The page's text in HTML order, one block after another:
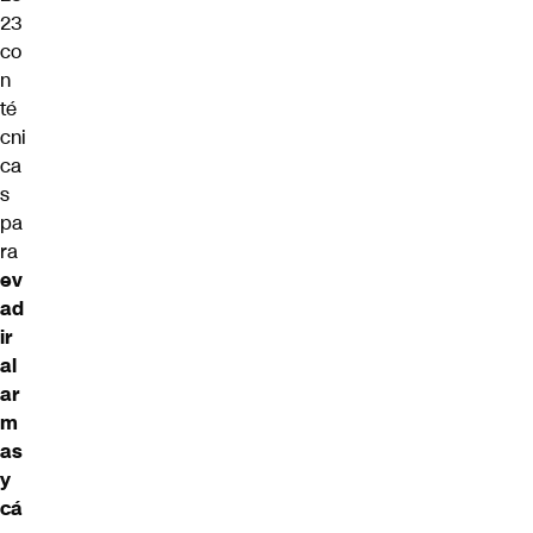
23
co
n
té
cni
ca
s
pa
ra
ev
ad
ir
al
ar
m
as
y
cá